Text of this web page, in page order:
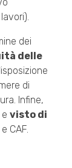
dei
delle
di
Infine,
e visto di
CAF.